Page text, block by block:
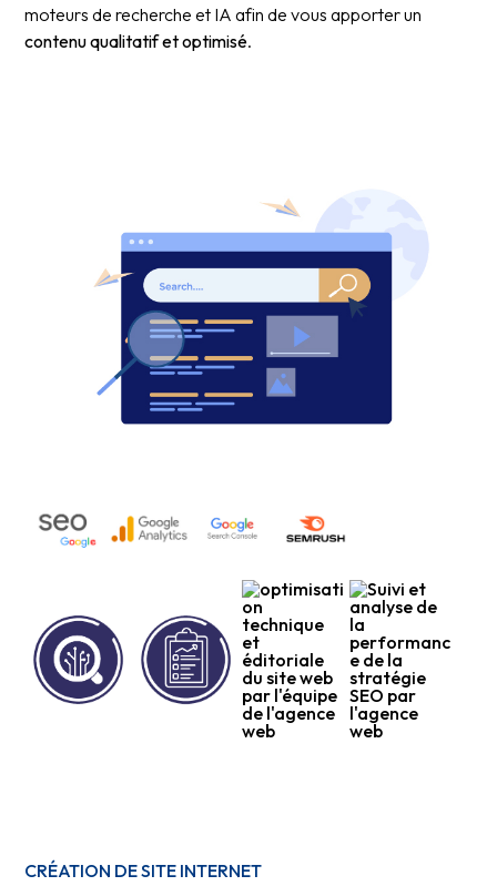
moteurs de recherche et IA afin de vous apporter un
contenu qualitatif et optimisé.
CRÉATION DE SITE INTERNET